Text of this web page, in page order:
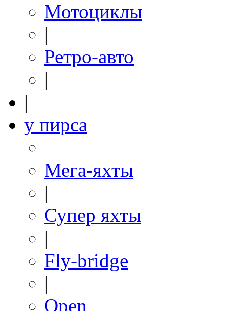
Мотоциклы
|
Ретро-авто
|
|
у пирса
Мега-яхты
|
Супер яхты
|
Fly-bridge
|
Open